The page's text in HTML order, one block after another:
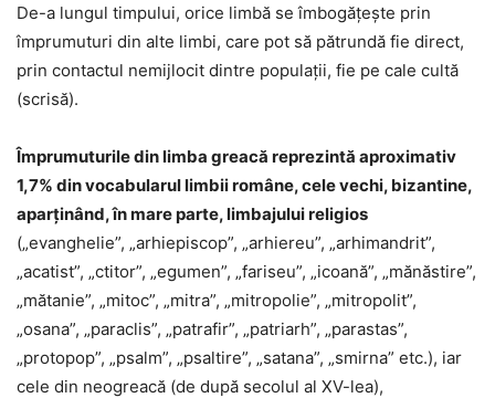
De-a lungul timpului, orice limbă se îmbogățește prin
împrumuturi din alte limbi, care pot să pătrundă fie direct,
prin contactul nemijlocit dintre populații, fie pe cale cultă
(scrisă).
Împrumuturile din limba greacă reprezintă aproximativ
1,7% din vocabularul limbii române, cele vechi, bizantine,
aparținând, în mare parte, limbajului religios
(„evanghelie”, „arhiepiscop”, „arhiereu”, „arhimandrit”,
„acatist”, „ctitor”, „egumen”, „fariseu”, „icoană”, „mănăstire”,
„mătanie”, „mitoc”, „mitra”, „mitropolie”, „mitropolit”,
„osana”, „paraclis”, „patrafir”, „patriarh”, „parastas”,
„protopop”, „psalm”, „psaltire”, „satana”, „smirna” etc.), iar
cele din neogreacă (de după secolul al XV-lea),